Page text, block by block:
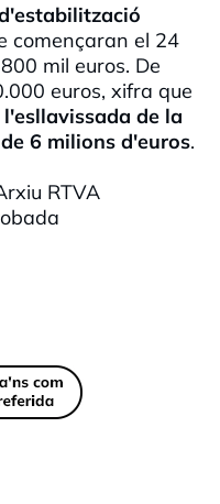
començaran el 24
mil euros. De
euros, xifra que
l'esllavissada de la
6 milions d'euros.
RTVA